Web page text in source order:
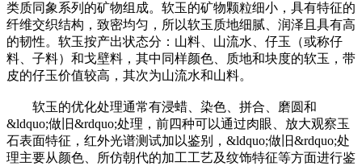
类质同象系列的矿物组成。软玉的矿物颗粒细小，具有特征的
纤维交织结构，致密均匀，所以软玉质地细腻、润泽且具有高
的韧性。软玉按产出状态分：山料、山流水、仔玉（或称仔
料、子料）和戈壁料，其中同样颜色、质地和块度的软玉，带
皮的仔玉价值较高，其次为山流水和山料。
软玉的优化处理通常有浸蜡、染色、拼合、磨圆和
&ldquo;做旧&rdquo;处理，前四种可以通过肉眼、放大观察玉
石表面特征，红外光谱测试加以鉴别，&ldquo;做旧&rdquo;处
理主要从颜色、所仿朝代的加工工艺及纹饰特征等方面进行鉴